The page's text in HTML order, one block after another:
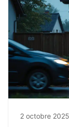
2 octobre 2025